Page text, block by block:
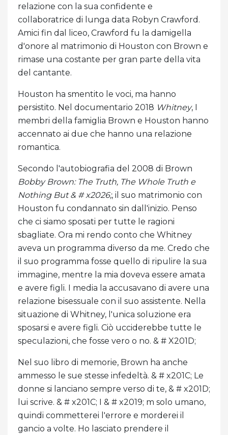
relazione con la sua confidente e
collaboratrice di lunga data Robyn Crawford.
Amici fin dal liceo, Crawford fu la damigella
d'onore al matrimonio di Houston con Brown e
rimase una costante per gran parte della vita
del cantante.
Houston ha smentito le voci, ma hanno
persistito. Nel documentario 2018 Whitney, I
membri della famiglia Brown e Houston hanno
accennato ai due che hanno una relazione
romantica.
Secondo l'autobiografia del 2008 di Brown
Bobby Brown: The Truth, The Whole Truth e
Nothing But & # x2026;, il suo matrimonio con
Houston fu condannato sin dall'inizio. Penso
che ci siamo sposati per tutte le ragioni
sbagliate. Ora mi rendo conto che Whitney
aveva un programma diverso da me. Credo che
il suo programma fosse quello di ripulire la sua
immagine, mentre la mia doveva essere amata
e avere figli. I media la accusavano di avere una
relazione bisessuale con il suo assistente. Nella
situazione di Whitney, l'unica soluzione era
sposarsi e avere figli. Ciò ucciderebbe tutte le
speculazioni, che fosse vero o no. & # X201D;
Nel suo libro di memorie, Brown ha anche
ammesso le sue stesse infedeltà. & # x201C; Le
donne si lanciano sempre verso di te, & # x201D;
lui scrive. & # x201C; I & # x2019; m solo umano,
quindi commetterei l'errore e morderei il
gancio a volte. Ho lasciato prendere il